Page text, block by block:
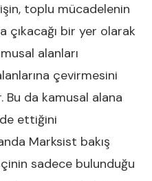
toplu mücadelenin
çıkacağı bir yer olarak
alanları
çevirmesini
da kamusal alana
ettiğini
Marksist bakış
sadece bulunduğu